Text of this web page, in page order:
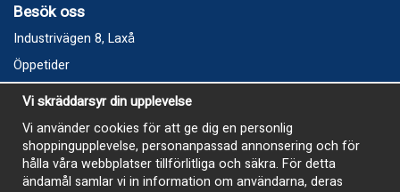
Besök oss
Industrivägen 8, Laxå
Öppetider
Vecka 32
Måndag kl 9-12, kl 13 - 15
Onsdag kl 9-12, kl 13 - 15
Tisdag, Tordag och Fredag stängt
Vi skräddarsyr din upplevelse
Vi använder cookies för att ge dig en personlig
shoppingupplevelse, personanpassad annonsering och för
hålla våra webbplatser tillförlitliga och säkra. För detta
ändamål samlar vi in information om användarna, deras